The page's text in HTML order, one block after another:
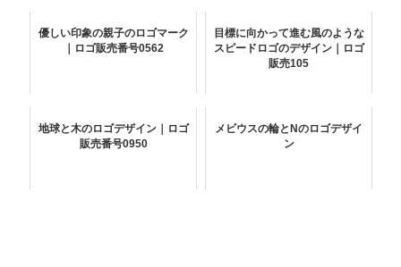
優しい印象の親子のロゴマーク
｜ロゴ販売番号0562
目標に向かって進む風のような
スピードロゴのデザイン｜ロゴ
販売105
地球と木のロゴデザイン｜ロゴ
販売番号0950
メビウスの輪とNのロゴデザイ
ン